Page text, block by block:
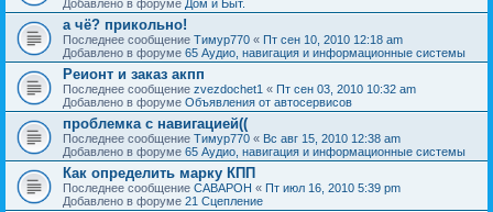
Добавлено в форуме Дом и Быт.
а чё? прикольно!
Последнее сообщение Тимур770 « Пт сен 10, 2010 12:18 am
Добавлено в форуме 65 Аудио, навигация и информационные системы
Реионт и заказ акпп
Последнее сообщение zvezdochet1 « Пт сен 03, 2010 10:32 am
Добавлено в форуме Объявления от автосервисов
проблемка с навигацией((
Последнее сообщение Тимур770 « Вс авг 15, 2010 12:38 am
Добавлено в форуме 65 Аудио, навигация и информационные системы
Как определить марку КПП
Последнее сообщение CABAPOH « Пт июл 16, 2010 5:39 pm
Добавлено в форуме 21 Сцепление